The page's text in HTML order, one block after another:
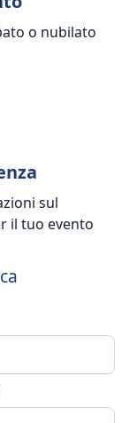
o nubilato
sul
il tuo evento